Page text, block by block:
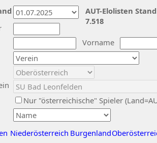
Vorname
Nur "österreichische" Spieler
Niederösterreich Burgenland
AUT-Elolisten
7.518